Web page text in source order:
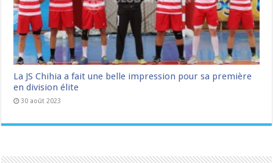
La JS Chihia a fait une belle impression pour sa première
en division élite
30 août 2023